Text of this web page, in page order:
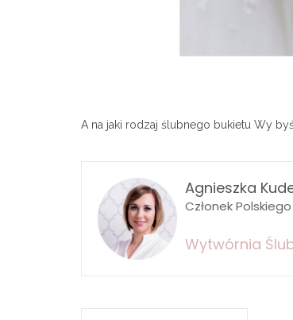
A na jaki rodzaj ślubnego bukietu Wy
Agnieszka
Członek
Wytwórnia